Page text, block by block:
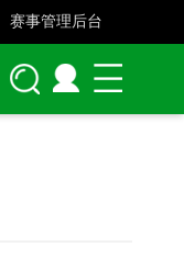
赛事管理后台